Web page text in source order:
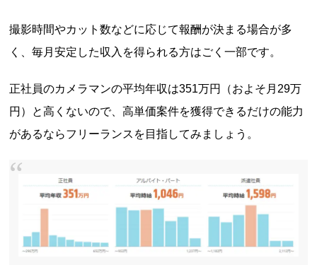
撮影時間やカット数などに応じて報酬が決まる場合が多
く、毎月安定した収入を得られる方はごく一部です。
正社員のカメラマンの平均年収は351万円（およそ月29万
円）と高くないので、高単価案件を獲得できるだけの能力
があるならフリーランスを目指してみましょう。